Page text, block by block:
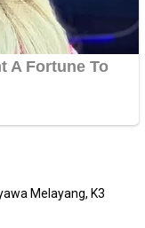
Melayang, K3